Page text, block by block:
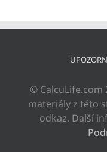
© CalcuLife.com
materiály z této
odkaz. Další